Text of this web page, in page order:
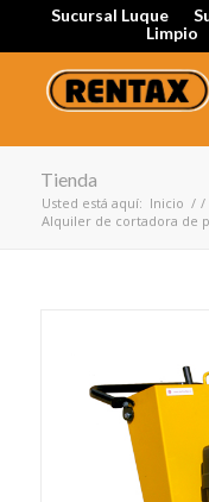
Sucursal Luque
Limpio
Tienda
Usted está aquí: Inicio / /
Alquiler de cortadora de